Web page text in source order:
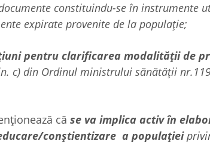
constituindu-se în instrumente
expirate provenite de la populație;
pentru clarificarea modalității de
c) din Ordinul ministrului sănătății
că se va implica activ în
conștientizare a populației